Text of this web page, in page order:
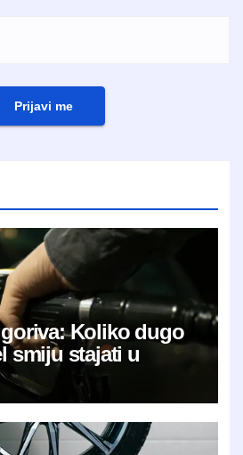
Prijavi me
Koliko dugo
smiju stajati u